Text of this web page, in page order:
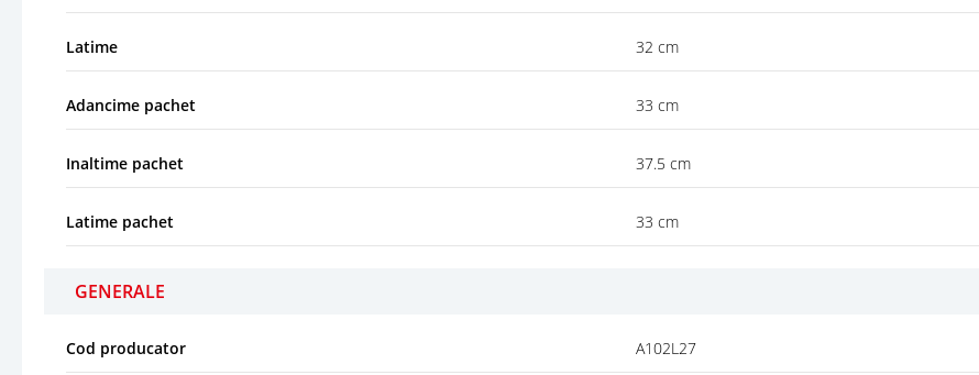
Latime 32 cm
Adancime pachet 33 cm
Inaltime pachet 37.5 cm
Latime pachet 33 cm
GENERALE
Cod producator A102L27